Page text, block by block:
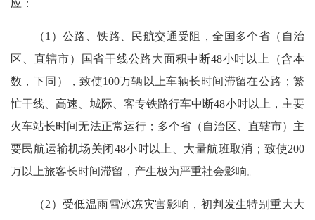
应：
（1）公路、铁路、民航交通受阻，全国多个省（自治
区、直辖市）国省干线公路大面积中断48小时以上（含本
数，下同），致使100万辆以上车辆长时间滞留在公路；繁
忙干线、高速、城际、客专铁路行车中断48小时以上，主要
火车站长时间无法正常运行；多个省（自治区、直辖市）主
要民航运输机场关闭48小时以上、大量航班取消；致使200
万以上旅客长时间滞留，产生极为严重社会影响。
（2）受低温雨雪冰冻灾害影响，初判发生特别重大大